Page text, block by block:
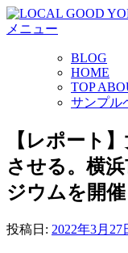
コ
ン
プ
メニュー
BLOG
HOME
TOP
サンプル
【レポート
させる。横
ジウムを開催
投稿日: 2022年3月27